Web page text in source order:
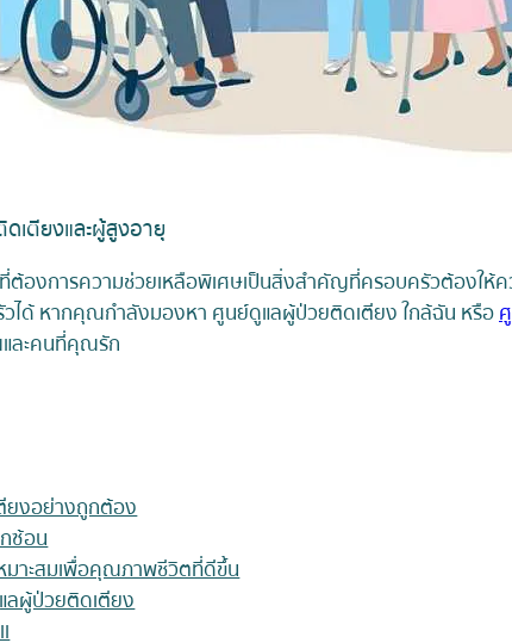
เตียงและผู้สูงอายุ
องการความช่วยเหลือพิเศษเป็นสิ่งสำคัญที่ครอบครัวต้องให้
วได้ หากคุณกำลังมองหา ศูนย์ดูแลผู้ป่วยติดเตียง ใกล้ฉัน หรือ
ละคนที่คุณรัก
ยงอย่างถูกต้อง
ซ้อน
มาะสมเพื่อคุณภาพชีวิตที่ดีขึ้น
ลผู้ป่วยติดเตียง